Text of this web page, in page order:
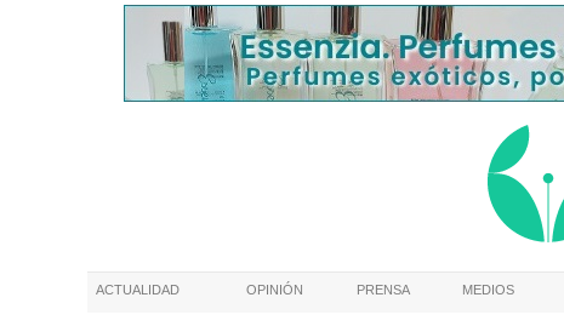
ACTUALIDAD OPINIÓN PRENSA MEDIOS